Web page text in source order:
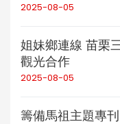
2025-08-05
姐妹鄉連線 苗栗
觀光合作
2025-08-05
籌備馬祖主題專